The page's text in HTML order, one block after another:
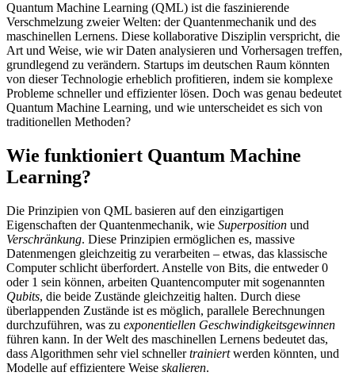
Quantum Machine Learning (QML) ist die faszinierende
Verschmelzung zweier Welten: der Quantenmechanik und des
maschinellen Lernens. Diese kollaborative Disziplin verspricht, die
Art und Weise, wie wir Daten analysieren und Vorhersagen treffen,
grundlegend zu verändern. Startups im deutschen Raum könnten
von dieser Technologie erheblich profitieren, indem sie komplexe
Probleme schneller und effizienter lösen. Doch was genau bedeutet
Quantum Machine Learning, und wie unterscheidet es sich von
traditionellen Methoden?
Wie funktioniert Quantum Machine
Learning?
Die Prinzipien von QML basieren auf den einzigartigen
Eigenschaften der Quantenmechanik, wie Superposition und
Verschränkung. Diese Prinzipien ermöglichen es, massive
Datenmengen gleichzeitig zu verarbeiten – etwas, das klassische
Computer schlicht überfordert. Anstelle von Bits, die entweder 0
oder 1 sein können, arbeiten Quantencomputer mit sogenannten
Qubits, die beide Zustände gleichzeitig halten. Durch diese
überlappenden Zustände ist es möglich, parallele Berechnungen
durchzuführen, was zu exponentiellen Geschwindigkeitsgewinnen
führen kann. In der Welt des maschinellen Lernens bedeutet das,
dass Algorithmen sehr viel schnellertrainiertwerden könnten, und
Modelle auf effizientere Weise skalieren.